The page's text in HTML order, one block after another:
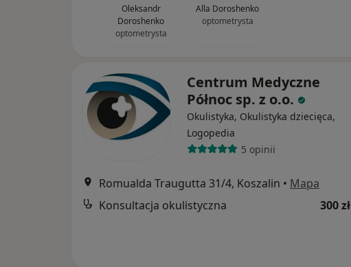
Oleksandr
Doroshenko
optometrysta
Alla Doroshenko
optometrysta
Centrum Medyczne
Północ sp. z o.o.
Okulistyka, Okulistyka dziecięca,
Logopedia
5 opinii
Romualda Traugutta 31/4, Koszalin • Mapa
Konsultacja okulistyczna
300 zł